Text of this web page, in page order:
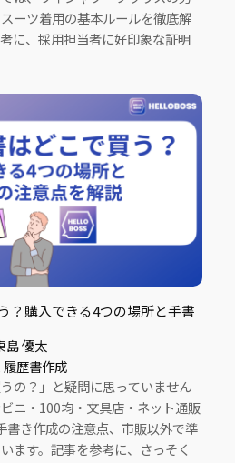
ーツ着用の基本ルールを徹底解
に、採用担当者に好印象な証明
？購入できる4つの場所と手書
島 優太
履歴書作成
の？」と疑問に思っていません
ニ・100均・文具店・ネット通販
書き作成の注意点、市販以外で準
ます。記事を参考に、さっそく